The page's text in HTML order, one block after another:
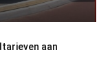
aan